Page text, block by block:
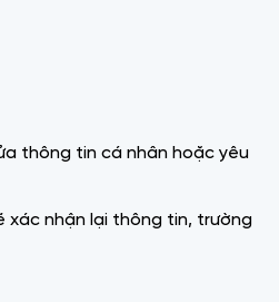
thông tin cá nhân hoặc yêu
xác nhận lại thông tin, trường